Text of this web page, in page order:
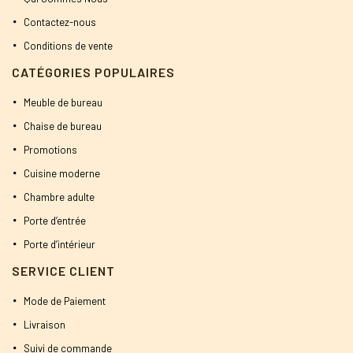
Contactez-nous
Conditions de vente
CATÉGORIES POPULAIRES
Meuble de bureau
Chaise de bureau
Promotions
Cuisine moderne
Chambre adulte
Porte d’entrée
Porte d’intérieur
SERVICE CLIENT
Mode de Paiement
Livraison
Suivi de commande